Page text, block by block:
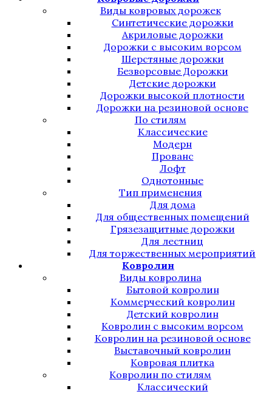
Виды ковровых дорожек
Синтетические дорожки
Акриловые дорожки
Дорожки с высоким ворсом
Шерстяные дорожки
Безворсовые Дорожки
Детские дорожки
Дорожки высокой плотности
Дорожки на резиновой основе
По стилям
Классические
Модерн
Прованс
Лофт
Однотонные
Тип применения
Для дома
Для общественных помещений
Грязезащитные дорожки
Для лестниц
Для торжественных мероприятий
Ковролин
Виды ковролина
Бытовой ковролин
Коммерческий ковролин
Детский ковролин
Ковролин с высоким ворсом
Ковролин на резиновой основе
Выставочный ковролин
Ковровая плитка
Ковролин по стилям
Классический